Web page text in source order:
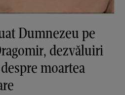
Dumnezeu pe
dezvăluiri
moartea